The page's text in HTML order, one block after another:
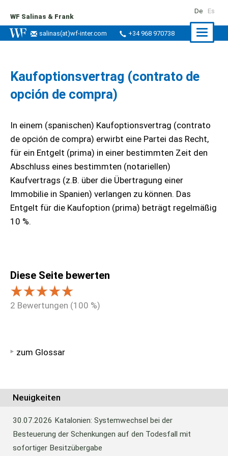
WF Salinas & Frank
salinas(at)wf-inter.com +34 968 970738
De Es
Kaufoptionsvertrag (contrato de
opción de compra)
In einem (spanischen) Kaufoptionsvertrag (contrato
de opción de compra) erwirbt eine Partei das Recht,
für ein Entgelt (prima) in einer bestimmten Zeit den
Abschluss eines bestimmten (notariellen)
Kaufvertrags (z.B. über die Übertragung einer
Immobilie in Spanien) verlangen zu können. Das
Entgelt für die Kaufoption (prima) beträgt regelmäßig
10 %.
Diese Seite bewerten
2 Bewertungen (100 %)
zum Glossar
Neuigkeiten
30.07.2026 Katalonien: Systemwechsel bei der
Besteuerung der Schenkungen auf den Todesfall mit
sofortiger Besitzübergabe